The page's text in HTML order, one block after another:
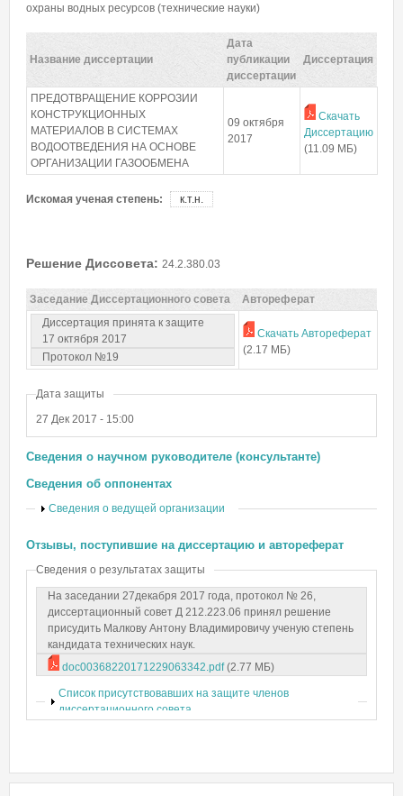
Забыли пароль?
охраны водных ресурсов (технические науки)
Название диссертации
Дата
публикации
диссертации
Диссертация
ПРЕДОТВРАЩЕНИЕ КОРРОЗИИ
КОНСТРУКЦИОННЫХ
МАТЕРИАЛОВ В СИСТЕМАХ
ВОДООТВЕДЕНИЯ НА ОСНОВЕ
ОРГАНИЗАЦИИ ГАЗООБМЕНА
09 октября
2017
Скачать
Диссертацию
(11.09 МБ)
Искомая ученая степень: к.т.н.
Решение Диссовета: 24.2.380.03
Заседание Диссертационного совета
Автореферат
Диссертация принята к защите
17 октября 2017
Протокол №19
Скачать Автореферат
(2.17 МБ)
Дата защиты
27 Дек 2017 - 15:00
Сведения о научном руководителе (консультанте)
Сведения об оппонентах
Показать
Сведения о ведущей организации
Отзывы, поступившие на диссертацию и автореферат
Сведения о результатах защиты
На заседании 27декабря 2017 года, протокол № 26,
диссертационный совет Д 212.223.06 принял решение
присудить Малкову Антону Владимировичу ученую степень
кандидата технических наук.
doc00368220171229063342.pdf (2.77 МБ)
Показать
Список присутствовавших на защите членов
диссертационного совета